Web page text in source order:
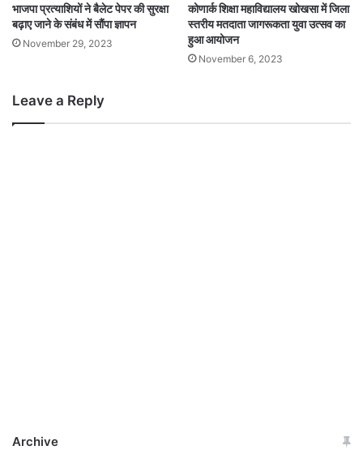
भाजपा प्रत्याशियों ने बैलेट पेपर की सुरक्षा
बढ़ाए जाने के संबंध में सौंपा ज्ञापन
November 29, 2023
कोणार्क शिक्षा महाविद्यालय खोखसा में जिला
स्तरीय मतदाता जागरूकता युवा उत्सव का
हुआ आयोजन
November 6, 2023
Leave a Reply
Archive